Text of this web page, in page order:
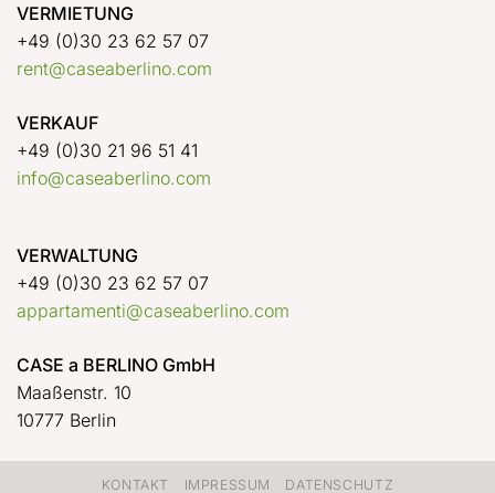
VERMIETUNG
+49 (0)30 23 62 57 07
rent@caseaberlino.com
VERKAUF
+49 (0)30 21 96 51 41
info@caseaberlino.com
VERWALTUNG
+49 (0)30 23 62 57 07
appartamenti@caseaberlino.com
CASE a BERLINO GmbH
Maaßenstr. 10
10777 Berlin
KONTAKT IMPRESSUM DATENSCHUTZ